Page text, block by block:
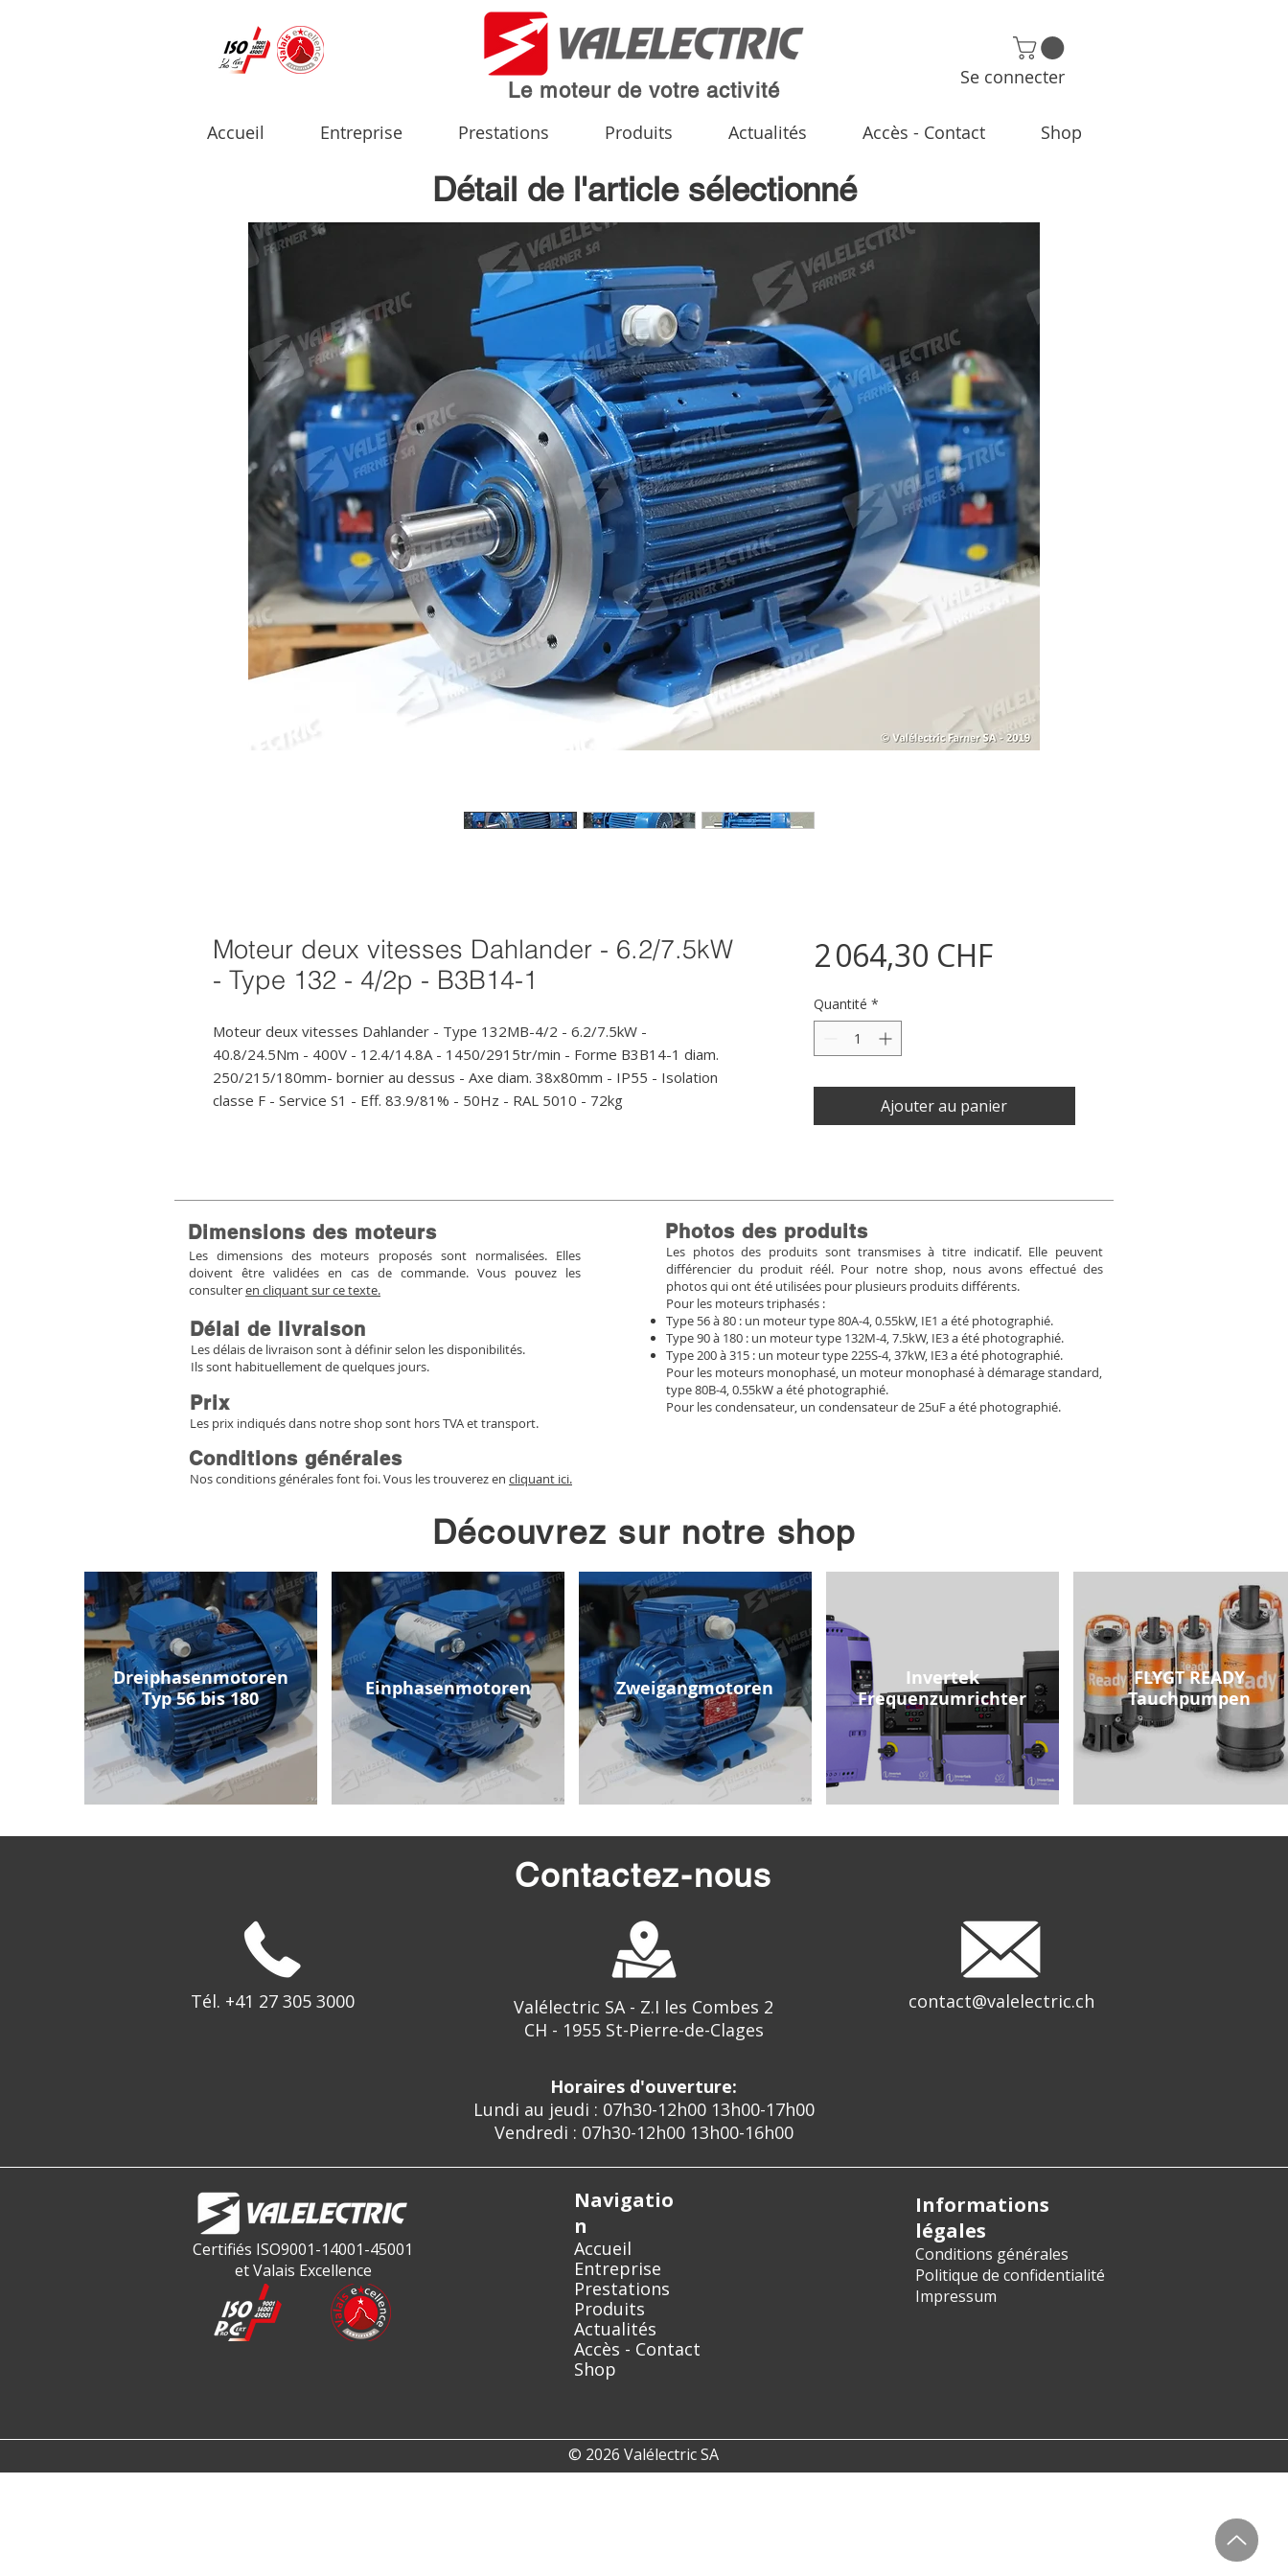
Le moteur de votre activité
Se connecter
Accueil Entreprise Prestations Produits Actualités Accès - Contact Shop
Détail de l'article sélectionné
Moteur deux vitesses Dahlander - 6.2/7.5kW
- Type 132 - 4/2p - B3B14-1
Moteur deux vitesses Dahlander - Type 132MB-4/2 - 6.2/7.5kW -
40.8/24.5Nm - 400V - 12.4/14.8A - 1450/2915tr/min - Forme B3B14-1 diam.
250/215/180mm- bornier au dessus - Axe diam. 38x80mm - IP55 - Isolation
classe F - Service S1 - Eff. 83.9/81% - 50Hz - RAL 5010 - 72kg
2 064,30 CHFPrix
Quantité *
Ajouter au panier
Dimensions des moteurs
Les dimensions des moteurs proposés sont normalisées. Elles
doivent être validées en cas de commande. Vous pouvez les
consulteren cliquant sur ce texte.
Délai de livraison
Les délais de livraison sont à définir selon les disponibilités.
Ils sont habituellement de quelques jours.
Prix
Les prix indiqués dans notre shop sont hors TVA et transport.
Conditions générales
Nos conditions générales font foi. Vous les trouverez en cliquant ici.
Photos des produits
Les photos des produits sont transmises à titre indicatif. Elle peuvent
différencier du produit réél. Pour notre shop, nous avons effectué des
photos qui ont été utilisées pour plusieurs produits différents.
Pour les moteurs triphasés :
Type 56 à 80 : un moteur type 80A-4, 0.55kW, IE1 a été photographié.
Type 90 à 180 : un moteur type 132M-4, 7.5kW, IE3 a été photographié.
Type 200 à 315 : un moteur type 225S-4, 37kW, IE3 a été photographié.
Pour les moteurs monophasé, un moteur monophasé à démarage standard,
type 80B-4, 0.55kW a été photographié.
Pour les condensateur, un condensateur de 25uF a été photographié.
Découvrez sur notre shop
Dreiphasenmotoren
Typ 56 bis 180
Einphasenmotoren Zweigangmotoren
Invertek
Frequenzumrichter
FLYGT READY
Tauchpumpen
Contactez-nous
Tél. +41 27 305 3000
Valélectric SA - Z.I les Combes 2
CH - 1955 St-Pierre-de-Clages
contact@valelectric.ch
Horaires d'ouverture:
Lundi au jeudi : 07h30-12h00 13h00-17h00
Vendredi : 07h30-12h00 13h00-16h00
Certifiés ISO9001-14001-45001
et Valais Excellence
Navigatio
n
Accueil
Entreprise
Prestations
Produits
Actualités
Accès - Contact
Shop
Informations
légales
Conditions générales
Politique de confidentialité
Impressum
© 2026 Valélectric SA